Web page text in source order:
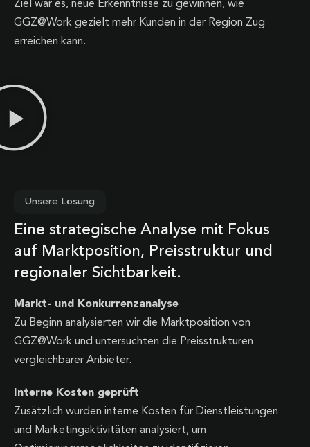
Ziel war es, neue Erkenntnisse zu gewinnen, wie
GGZ@Work gezielt mehr Kunden in der Region Zug
erreichen kann.
Unsere Lösung
Eine strategische Analyse mit Fokus
auf Marktposition, Preisstruktur und
regionaler Sichtbarkeit.
Markt- und Konkurrenzanalyse
Zu Beginn analysierten wir die Marktposition von
GGZ@Work und untersuchten die Preisstrukturen
vergleichbarer Anbieter.
Interne Kosten geprüft
Zusätzlich wurden interne Kosten für Dienstleistungen
und Marketingaktivitäten analysiert, um